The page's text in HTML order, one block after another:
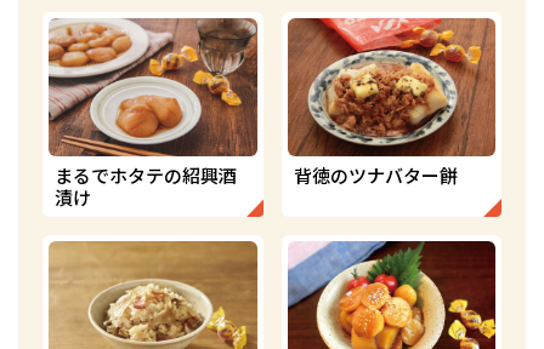
まるでホタテの紹興酒
漬け
背徳のツナバター餅